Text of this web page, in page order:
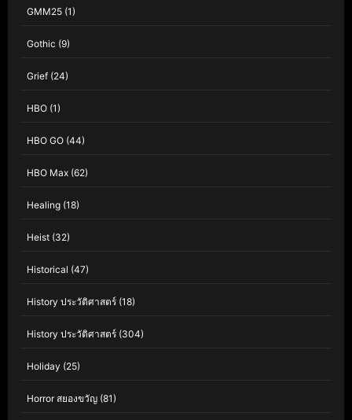
GMM25 (1)
Gothic (9)
Grief (24)
HBO (1)
HBO GO (44)
HBO Max (62)
Healing (18)
Heist (32)
Historical (47)
History ประวัติศาสตร์ (18)
History ประวัติศาสตร์ (304)
Holiday (25)
Horror สยองขวัญ (81)